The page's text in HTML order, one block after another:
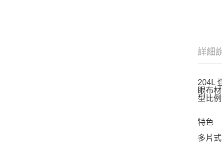
詳細
204L
眼布
型比
特色
多片